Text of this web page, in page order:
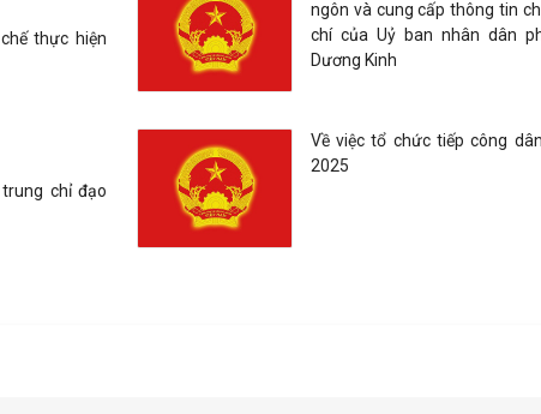
thực hiện
chỉ đạo
ngôn và cung cấp thông tin
chí của Uỷ ban nhân dân
Dương Kinh
Về việc tổ chức tiếp công
2025